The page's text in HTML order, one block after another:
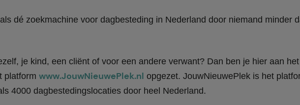
dé zoekmachine voor dagbesteding in Nederland door niemand minder
je kind, een cliënt of voor een andere verwant? Dan ben je hier aan
platform www.JouwNieuwePlek.nl opgezet. JouwNieuwePlek is het
4000 dagbestedingslocaties door heel Nederland.